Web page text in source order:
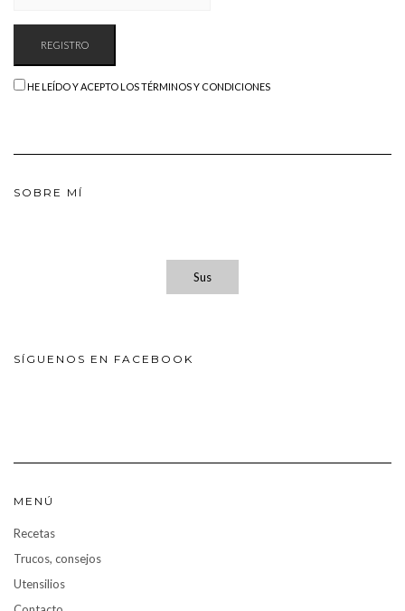
HE LEÍDO Y ACEPTO LOS TÉRMINOS Y CONDICIONES
SOBRE MÍ
Sus
SÍGUENOS EN FACEBOOK
MENÚ
Recetas
Trucos, consejos
Utensilios